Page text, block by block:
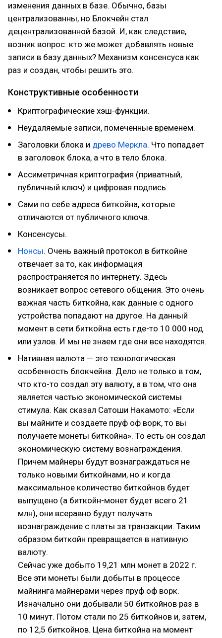
изменения данных в базе. Обычно, базы
централизованны, но Блокчейн стал
децентрализованной базой. И, как следствие,
возник вопрос: кто же может добавлять новые
записи в базу данных? Механизм консенсуса как
раз и создан, чтобы решить это.
Конструктивные особенности
Криптографические хэш-функции.
Неудаляемые записи, помеченные временем.
Заголовки блока и древо Меркла. Что попадает
в заголовок блока, а что в тело блока.
Ассиметричная криптография (приватный,
публичный ключ) и цифровая подпись.
Сами по себе адреса биткойна, которые
отличаются от публичного ключа.
Консенсусы.
Нонсы. Очень важный протокол в биткойне
отвечает за то, как информация
распространяется по интернету. Здесь
возникает вопрос сетевого общения. Это очень
важная часть биткойна, как данные с одного
устройства попадают на другое. На данный
момент в сети биткойна есть где-то 10 000 нод
или узлов. И мы не знаем где они все находятся.
Нативная валюта — это технологическая
особенность блокчейна. Дело не только в том,
что кто-то создал эту валюту, а в том, что она
является частью экономической системы
стимула. Как сказал Сатоши Накамото: «Если
вы майните и создаете пруф оф ворк, то вы
получаете монеты биткойна». То есть он создал
экономическую систему вознаграждения.
Причем майнеры будут вознаграждаться не
только новыми биткойнами, но и когда
максимальное количество биткойнов будет
выпущено (а биткойн-монет будет всего 21
млн), они всеравно будут получать
вознаграждение с платы за транзакции. Таким
образом биткойн превращается в нативную
валюту.
Сейчас уже добыто 19,21 млн монет в 2022 г.
Все эти монеты были добыты в процессе
майнинга майнерами через пруф оф ворк.
Изначально они добывали 50 биткойнов раз в
10 минут. Потом стали по 25 биткойнов и, затем,
по 12,5 биткойнов. Цена биткойна на момент